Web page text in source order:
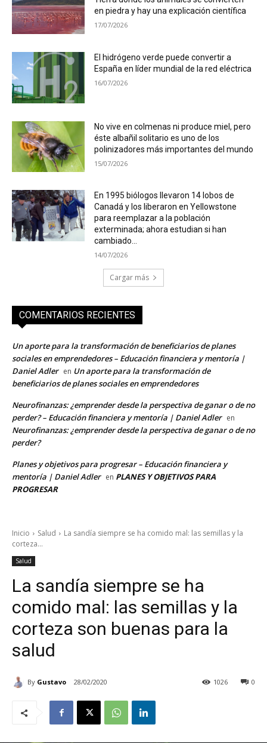
en piedra y hay una explicación científica
17/07/2026
El hidrógeno verde puede convertir a
España en líder mundial de la red eléctrica
16/07/2026
No vive en colmenas ni produce miel, pero
éste albañil solitario es uno de los
polinizadores más importantes del mundo
15/07/2026
En 1995 biólogos llevaron 14 lobos de
Canadá y los liberaron en Yellowstone
para reemplazar a la población
exterminada; ahora estudian si han
cambiado...
14/07/2026
Cargar más
COMENTARIOS RECIENTES
Un aporte para la transformación de beneficiarios de planes
sociales en emprendedores – Educación financiera y mentoría |
Daniel Adler en Un aporte para la transformación de
beneficiarios de planes sociales en emprendedores
Neurofinanzas: ¿emprender desde la perspectiva de ganar o de no
perder? – Educación financiera y mentoría | Daniel Adler en
Neurofinanzas: ¿emprender desde la perspectiva de ganar o de no
perder?
Planes y objetivos para progresar – Educación financiera y
mentoría | Daniel Adler en PLANES Y OBJETIVOS PARA
PROGRESAR